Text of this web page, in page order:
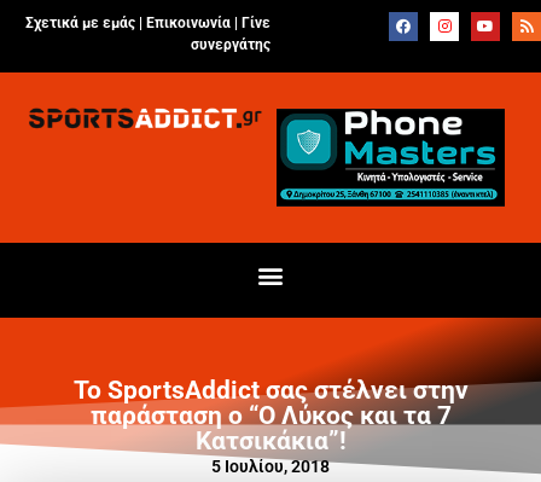
Σχετικά με εμάς | Επικοινωνία
Γίνε
συνεργάτης
Το SportsAddict σας στέλνει στην
παράσταση ο “Ο Λύκος και τα 7
Κατσικάκια”!
5 Ιουλίου, 2018